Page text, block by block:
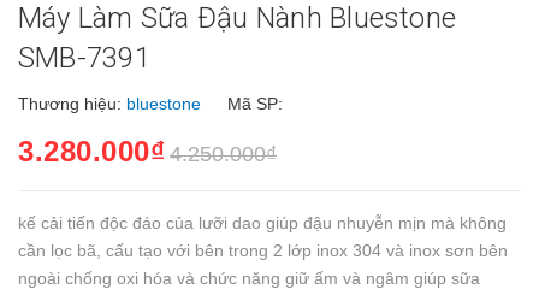
Máy Làm Sữa Đậu Nành Bluestone
SMB-7391
Thương hiệu: bluestone Mã SP:
3.280.000₫ 4.250.000₫
kế cải tiến độc đáo của lưỡi dao giúp đậu nhuyễn mịn mà không
cần lọc bã, cấu tạo với bên trong 2 lớp inox 304 và inox sơn bên
ngoài chống oxi hóa và chức năng giữ ấm và ngâm giúp sữa